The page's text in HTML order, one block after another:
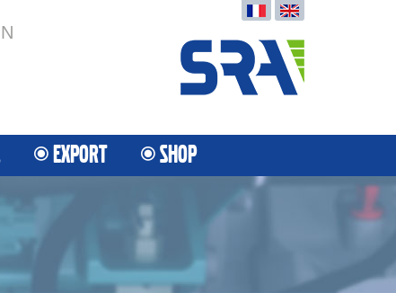
EXPORT SHOP